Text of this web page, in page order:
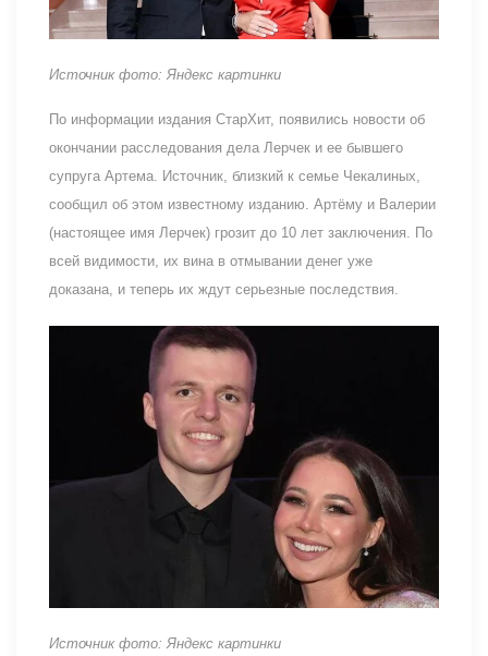
Источник фото: Яндекс картинки
По информации издания СтарХит, появились новости об
окончании расследования дела Лерчек и ее бывшего
супруга Артема. Источник, близкий к семье Чекалиных,
сообщил об этом известному изданию. Артёму и Валерии
(настоящее имя Лерчек) грозит до 10 лет заключения. По
всей видимости, их вина в отмывании денег уже
доказана, и теперь их ждут серьезные последствия.
Источник фото: Яндекс картинки